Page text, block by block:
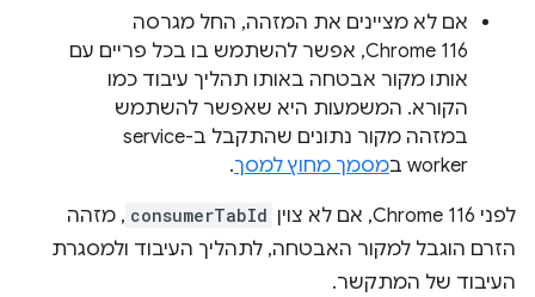
אם לא מציינים את המזהה, החל מגרסה
Chrome 116, אפשר להשתמש בו בכל פריים עם
אותו מקור אבטחה באותו תהליך עיבוד כמו
הקורא. המשמעות היא שאפשר להשתמש
במזהה מקור נתונים שהתקבל ב-service
worker ב
מסמך מחוץ למסך.
לפני Chrome 116, אם לא צוין consumerTabId , מזהה
הזרם הוגבל למקור האבטחה, לתהליך העיבוד ולמסגרת
העיבוד של המתקשר.